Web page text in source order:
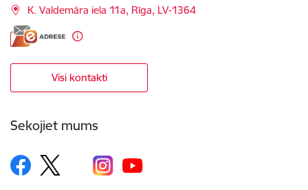
K. Valdemāra iela 11a, Rīga, LV-1364
Visi kontakti
Sekojiet mums